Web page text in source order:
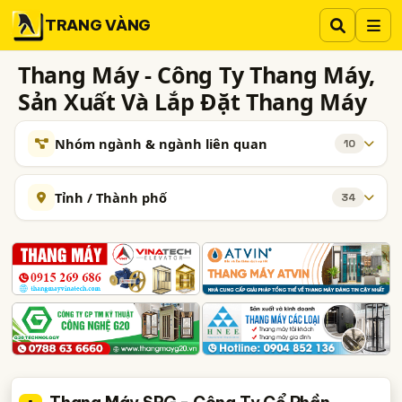
TRANG VÀNG
Thang Máy - Công Ty Thang Máy,
Sản Xuất Và Lắp Đặt Thang Máy
Nhóm ngành & ngành liên quan 10
Thang Máy Tải Khách, Thang Máy Gia Đình319
Thang Máy Tải Hàng, Thang Máy Tải Thực Phẩm287
Thang Máy Bệnh Viện (Tải Giường Bệnh, Chở Băng Ca,.)194
Thang Máy - Thiết Bị, Phụ Tùng Và Linh Kiện Thang Máy182
Thang Cuốn, Cầu Thang Máy159
Tỉnh / Thành phố 34
Bình Dương
Lâm Đồng
Tp. Đà Nẵng
TP. Hải Phòng
An Giang
Bà Rịa-Vũng Tàu
Bắc Ninh
Bình Phước Hưng Yên
Khánh Hòa
Nghệ An
Phú Yên Quảng Ninh
Sơn La
Thái Bình
Thanh Hóa
Thừa Thiên Huế